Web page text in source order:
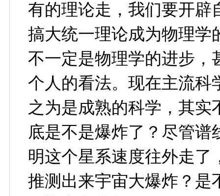
有的理论走，我们要开辟
搞大统一理论成为物理学
不一定是物理学的进步，
个人的看法。现在主流科
之为是成熟的科学，其实
底是不是爆炸了？尽管
明这个星系速度往外走了
推测出来宇宙大爆炸？是